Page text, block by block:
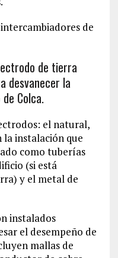
de
de tierra
desvanecer la
Colca.
el natural,
instalación que
como tuberías
(si está
y el metal de
instalados
el desempeño de
mallas de